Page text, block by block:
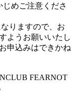
めご注意くださ
りますので、お
ようお願いいたし
申込みはできかね
FEARNOT